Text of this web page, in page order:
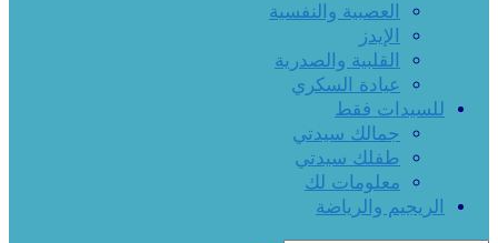
العصبية والنفسية
الإيدز
القلبية والصدرية
عيادة السكري
للسيدات فقط
جمالك سيدتي
طفلك سيدتي
معلومات لك
الريجيم والرياضة